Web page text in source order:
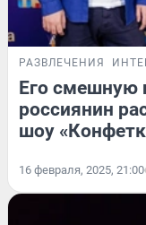
РАЗВЛЕЧЕНИЯ
Его смешную
россиянин
шоу
16 февраля, 2025, 21:00